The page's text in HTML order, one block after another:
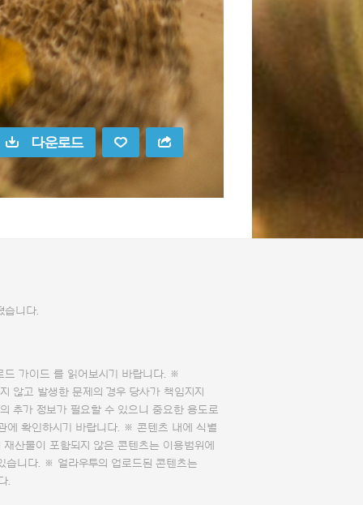
다운로드
습니다.
드 가이드 를 읽어보시기 바랍니다. ※
않고 발생한 문제의 경우 당사가 책임지지
추가 정보가 필요할 수 있으니 중요한 용도로
에 확인하시기 바랍니다. ※ 콘텐츠 내에 식별
산물이 포함되지 않은 콘텐츠는 이용범위에
습니다. ※ 얼라우투의 업로드된 콘텐츠는
.